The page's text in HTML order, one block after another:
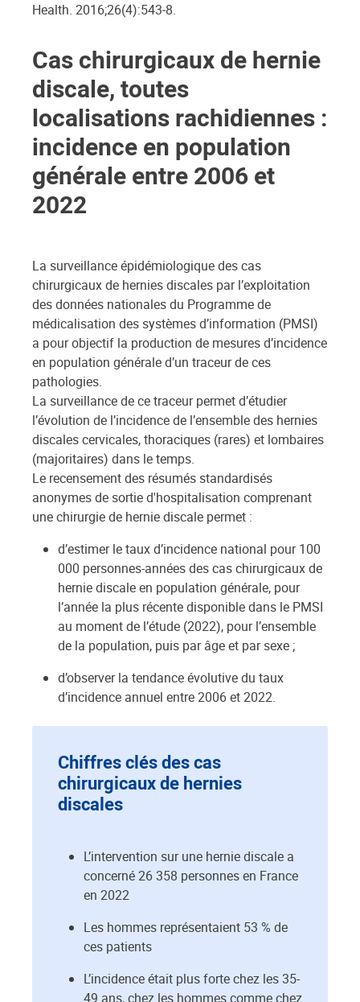
Health. 2016;26(4):543‑8.
Cas chirurgicaux de hernie
discale, toutes
localisations rachidiennes :
incidence en population
générale entre 2006 et
2022
La surveillance épidémiologique des cas
chirurgicaux de hernies discales par l’exploitation
des données nationales du Programme de
médicalisation des systèmes d’information (PMSI)
a pour objectif la production de mesures d’incidence
en population générale d’un traceur de ces
pathologies.
La surveillance de ce traceur permet d’étudier
l’évolution de l’incidence de l’ensemble des hernies
discales cervicales, thoraciques (rares) et lombaires
(majoritaires) dans le temps.
Le recensement des résumés standardisés
anonymes de sortie d'hospitalisation comprenant
une chirurgie de hernie discale permet :
d’estimer le taux d’incidence national pour 100
000 personnes-années des cas chirurgicaux de
hernie discale en population générale, pour
l’année la plus récente disponible dans le PMSI
au moment de l’étude (2022), pour l’ensemble
de la population, puis par âge et par sexe ;
d’observer la tendance évolutive du taux
d’incidence annuel entre 2006 et 2022.
Chiffres clés des cas
chirurgicaux de hernies
discales
L’intervention sur une hernie discale a
concerné 26 358 personnes en France
en 2022
Les hommes représentaient 53 % de
ces patients
L’incidence était plus forte chez les 35-
49 ans, chez les hommes comme chez